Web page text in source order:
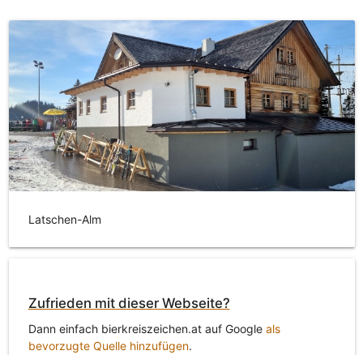
Latschen-Alm
Zufrieden mit dieser Webseite?
Dann einfach bierkreiszeichen.at auf Google als
bevorzugte Quelle hinzufügen.